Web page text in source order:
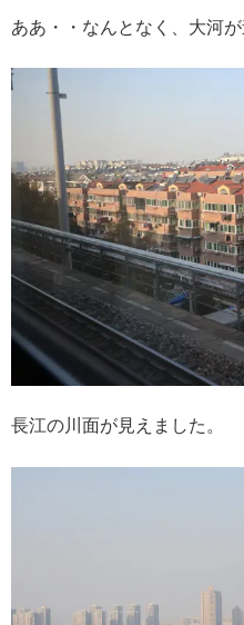
ああ・・なんとなく、大河が
長江の川面が見えました。